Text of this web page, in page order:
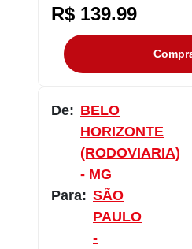
R$ 139.99
De: BELO
HORIZONTE
(RODOVIARIA)
- MG
Para: SÃO
PAULO
-